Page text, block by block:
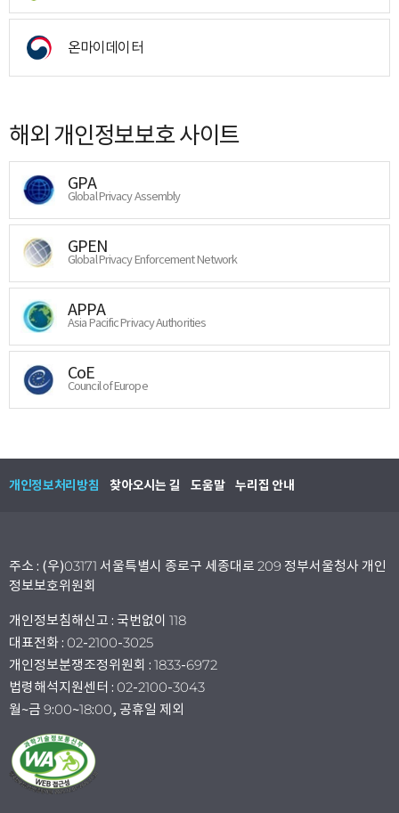
온마이데이터
해외 개인정보보호 사이트
GPA
Global Privacy Assembly
GPEN
Global Privacy Enforcement Network
APPA
Asia Pacific Privacy Authorities
CoE
Council of Europe
개인정보처리방침 찾아오시는 길 도움말 누리집 안내
주소 : (우)03171 서울특별시 종로구 세종대로 209 정부서울청사 개인
정보보호위원회
개인정보침해신고 : 국번없이 118
대표전화 : 02-2100-3025
개인정보분쟁조정위원회 : 1833-6972
법령해석지원센터 : 02-2100-3043
월~금 9:00~18:00, 공휴일 제외